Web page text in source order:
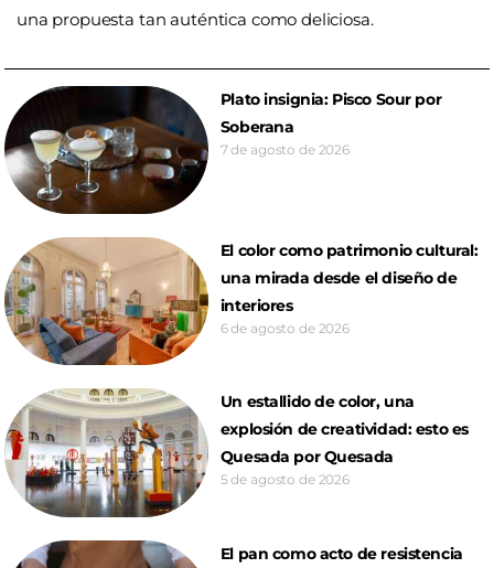
una propuesta tan auténtica como deliciosa.
Plato insignia: Pisco Sour por
Soberana
7 de agosto de 2026
El color como patrimonio cultural:
una mirada desde el diseño de
interiores
6 de agosto de 2026
Un estallido de color, una
explosión de creatividad: esto es
Quesada por Quesada
5 de agosto de 2026
El pan como acto de resistencia